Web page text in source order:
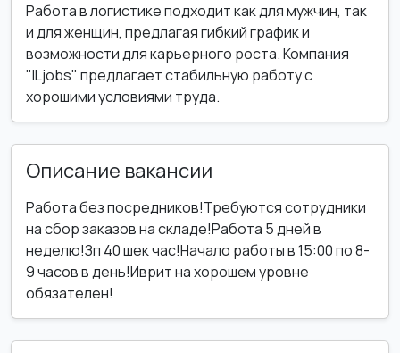
Работа в логистике подходит как для мужчин, так
и для женщин, предлагая гибкий график и
возможности для карьерного роста. Компания
"ILjobs" предлагает стабильную работу с
хорошими условиями труда.
Описание вакансии
Работа без посредников!Требуются сотрудники
на сбор заказов на складе!Работа 5 дней в
неделю!Зп 40 шек час!Начало работы в 15:00 по 8-
9 часов в день!Иврит на хорошем уровне
обязателен!